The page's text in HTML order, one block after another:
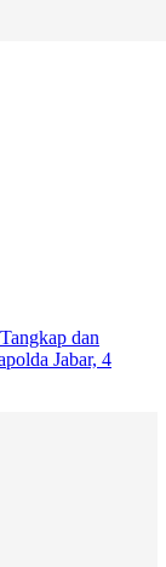
dan
Jabar, 4